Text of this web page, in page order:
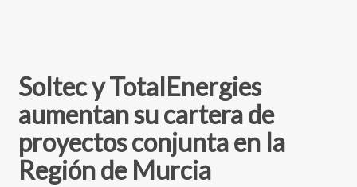
Soltec y TotalEnergies
aumentan su cartera de
proyectos conjunta en la
Región de Murcia